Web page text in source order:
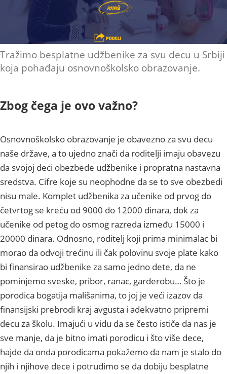
Tražimo besplatne udžbenike za svu decu u Srbiji
koja pohađaju osnovnoškolsko obrazovanje.
Zbog čega je ovo važno?
Osnovnoškolsko obrazovanje je obavezno za svu decu
naše države, a to ujedno znači da roditelji imaju obavezu
da svojoj deci obezbede udžbenike i propratna nastavna
sredstva. Cifre koje su neophodne da se to sve obezbedi
nisu male. Komplet udžbenika za učenike od prvog do
četvrtog se kreću od 9000 do 12000 dinara, dok za
učenike od petog do osmog razreda između 15000 i
20000 dinara. Odnosno, roditelj koji prima minimalac bi
morao da odvoji trećinu ili čak polovinu svoje plate kako
bi finansirao udžbenike za samo jedno dete, da ne
pominjemo sveske, pribor, ranac, garderobu… Što je
porodica bogatija mališanima, to joj je veći izazov da
finansijski prebrodi kraj avgusta i adekvatno pripremi
decu za školu. Imajući u vidu da se često ističе da nas je
sve manje, da je bitno imati porodicu i što više dece,
hajde da onda porodicama pokažemo da nam je stalo do
njih i njihove dece i potrudimo se da dobiju besplatne